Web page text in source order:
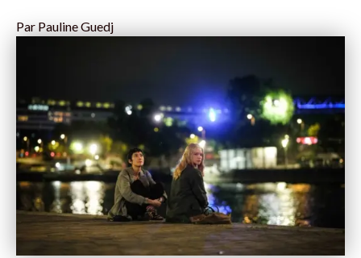
Par Pauline Guedj